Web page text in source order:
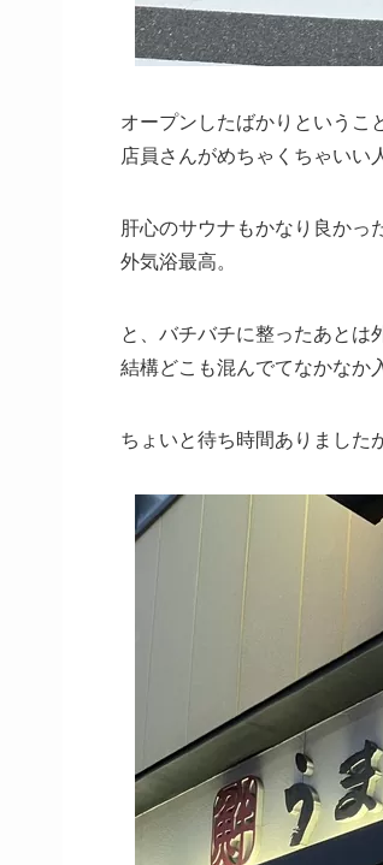
オープンしたばかりというこ
店員さんがめちゃくちゃいい
肝心のサウナもかなり良かった
外気浴最高。
と、バチバチに整ったあとは
結構どこも混んでてなかなか
ちょいと待ち時間ありました